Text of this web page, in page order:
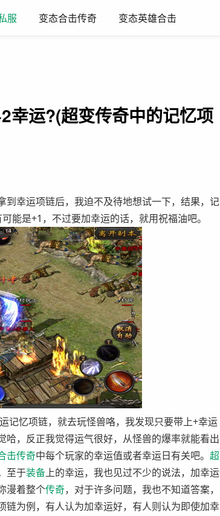
服 变态合击传奇 变态英雄合击
幸运?(超变传奇中的记忆项
到幸运项链后，我迫不及待地想试一下，结果，记
能是+1，不过要加幸运的话，就用祝福油吧。
忆项链，就去玩怪兽咯，我发现只要带上+幸运
，反正我觉得运气很好，从怪兽的爆率就能看出
击传奇中每个玩家的幸运值或者幸运日有关吧。 超
至于装备上的幸运，我也见过不少的说法，加幸运
漫着整个传奇，对于许多问题，我也不知道答案，
为例，有人认为加幸运好，有人则认为即使加幸